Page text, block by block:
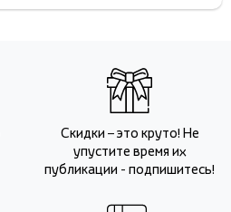
Скидки – это круто! Не
упустите время их
публикации - подпишитесь!